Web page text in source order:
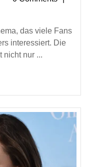
über
den
Star
das viele Fans
interessiert. Die
nicht nur ...